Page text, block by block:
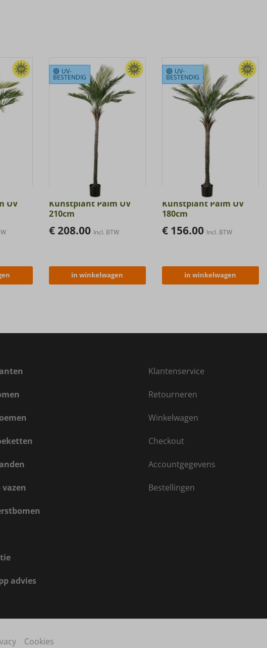
UV
Kunstplant Palm UV
210cm
€208.00 Incl. BTW
in winkelwagen
UV-
BESTENDIG
Kunstplant Palm UV
180cm
€156.00 Incl. BTW
in winkelwagen
UV-
BESTENDIG
vazen
advies
Klantenservice
Retourneren
Winkelwagen
Checkout
Accountgegevens
Bestellingen
Cookies